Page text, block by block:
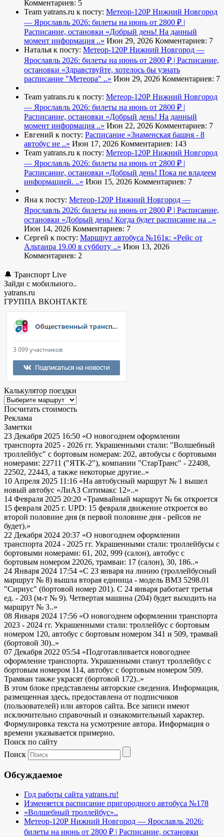
Комментариев: 5
Team yatrans.ru к посту: Метеор-120Р Нижний Новгород
— Ярославль 2026: билеты на июнь от 2800 ₽ |
Расписание, остановки «Добрый день! На данный
момент информация ..» Июн 29, 2026 Комментариев: 7
Наталья к посту: Метеор-120Р Нижний Новгород —
Ярославль 2026: билеты на июнь от 2800 ₽ | Расписание,
остановки «Здравствуйте, хотелось бы узнать
расписание "Метеора" ..» Июн 29, 2026 Комментариев: 7
Team yatrans.ru к посту: Метеор-120Р Нижний Новгород
— Ярославль 2026: билеты на июнь от 2800 ₽ |
Расписание, остановки «Добрый день! На данный
момент информация ..» Июн 22, 2026 Комментариев: 7
Евгений к посту: Расписание «Знаменская башня - 8
автобус не ..» Июн 17, 2026 Комментариев: 143
Team yatrans.ru к посту: Метеор-120Р Нижний Новгород
— Ярославль 2026: билеты на июнь от 2800 ₽ |
Расписание, остановки «Добрый день! Пока не владеем
информацией. ..» Июн 15, 2026 Комментариев: 7
Яна к посту: Метеор-120Р Нижний Новгород —
Ярославль 2026: билеты на июнь от 2800 ₽ | Расписание,
остановки «Добрый день! Когда будет расписание на ..»
Июн 14, 2026 Комментариев: 7
Сергей к посту: Маршрут автобуса №161к: «Рейс от
Альтаира 19.00 в субботу ..» Июн 13, 2026
Комментариев: 2
🔔 Транспорт Live
Зайди с мобильного..
yatrans.ru
ГРУППА ВКОНТАКТЕ
Калькулятор поездки
Посчитать стоимость
Реклама
Заметки
23 Декабря 2025 16:50 «О новогоднем оформлении
транспорта 2025 - 2026 гг. Украшенными стали: "Волшебный
троллейбус" с бортовым номерам: 202, автобусы с бортовыми
номерами: 22711 ("ЯТК-2"), компании "СтарТранс" - 22408,
22502, 22443, а также некоторые другие..»
10 Апреля 2025 11:16 «На автобусный маршрут № 1 вышел
новый автобус «ЛиАЗ Ситимакс 12»..»
14 Февраля 2025 20:20 «Трамвайный маршрут № 6к откроется
15 февраля 2025 г. UPD: 15 февраля движение откроется во
второй половине дня (в первой половине дня - рейсов не
будет).»
22 Декабря 2024 20:37 «О новогоднем оформлении
транспорта 2024 - 2025 гг. Украшенными стали: троллейбусы с
бортовыми номерами: 61, 202, 999 (салон), автобус с
бортовым номером 22026, трамваи: 17 (салон), 30, 186..»
24 Января 2024 17:54 «С 23 января на линию (троллейбусный
маршрут № 8) вышла вторая единица - модель ВМЗ 5298.01
"Сириус" (бортовой номер 201). С 24 января работает третья
ед. - 203 (м-т № 9). Четвертая машина (204) будет выходить на
маршрут № 3..»
08 Января 2024 17:56 «О новогоднем оформлении транспорта
2023 - 2024 гг. Украшенными стали: троллейбус с бортовым
номером 120, автобус с бортовым номером 341 и 509, трамвай
(бортовой 30)..»
07 Декабря 2022 05:54 «Подготавливается новогоднее
оформление транспорта. Украшенными станут троллейбус с
бортовым номером 114, автобус с бортовым номером 509.
Трамваи также украсят (бортовой 172)..»
В этом блоке представлены авторские сведения. Информация,
размещенная здесь, предоставлена от подписчиков
(пользователей) или авторов сайта. Все записи имеют
исключительно справочный и ознакомительный характер.
Формулировка текста на усмотрение автора. Информация о
времени указывается примерно.
Поиск по сайту
Поиск
Обсуждаемое
Год работы сайта yatrans.ru!
Изменяется расписание пригородного автобуса №178
«Волшебный троллейбус»..
Метеор-120Р Нижний Новгород — Ярославль 2026:
билеты на июнь от 2800 ₽ | Расписание, остановки